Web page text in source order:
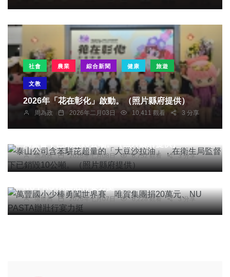
社會 農業 綜合新聞 健康 旅遊
文教
2026年「花在彰化」啟動。（照片縣府提供）
周為政 2026年二月03日 10,411 觀看 3 分享
社會 綜合新聞 健康 文教
泰山公司含苯駢芘超量的「大豆沙拉油」，在衛生
周為政 2026年七月08日 6,752 觀看 3 分享
社會 綜合新聞 文教
萬豐國小少棒勇闖世界賽 唯賀集團捐20萬元、
張世昌 2026年七月07日 6,228 觀看 3 分享